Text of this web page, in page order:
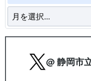
@ 静岡市